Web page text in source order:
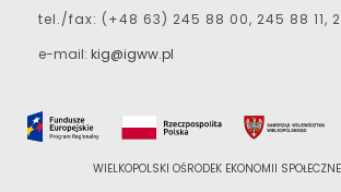
tel./fax: (+48 63) 245 88 00, 245 88 11,
e-mail: kig@igww.pl
WIELKOPOLSKI OŚRODEK EKONOMII